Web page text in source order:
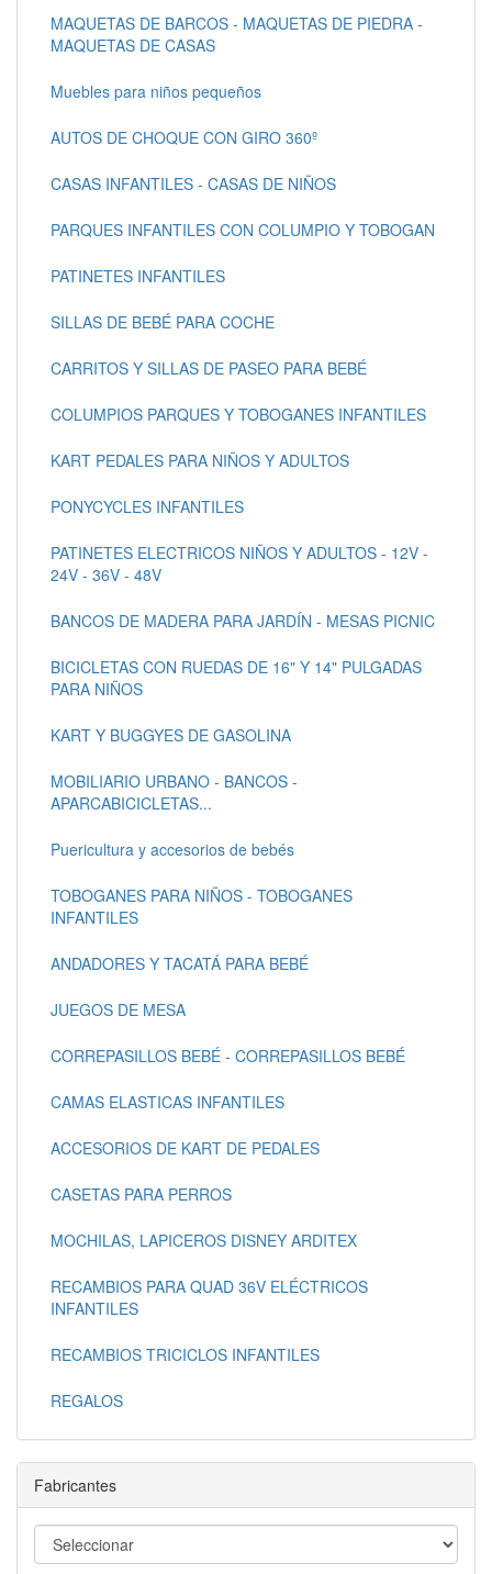
MAQUETAS DE BARCOS - MAQUETAS DE PIEDRA -
MAQUETAS DE CASAS
Muebles para niños pequeños
AUTOS DE CHOQUE CON GIRO 360º
CASAS INFANTILES - CASAS DE NIÑOS
PARQUES INFANTILES CON COLUMPIO Y TOBOGAN
PATINETES INFANTILES
SILLAS DE BEBÉ PARA COCHE
CARRITOS Y SILLAS DE PASEO PARA BEBÉ
COLUMPIOS PARQUES Y TOBOGANES INFANTILES
KART PEDALES PARA NIÑOS Y ADULTOS
PONYCYCLES INFANTILES
PATINETES ELECTRICOS NIÑOS Y ADULTOS - 12V -
24V - 36V - 48V
BANCOS DE MADERA PARA JARDÍN - MESAS PICNIC
BICICLETAS CON RUEDAS DE 16" Y 14" PULGADAS
PARA NIÑOS
KART Y BUGGYES DE GASOLINA
MOBILIARIO URBANO - BANCOS -
APARCABICICLETAS...
Puericultura y accesorios de bebés
TOBOGANES PARA NIÑOS - TOBOGANES
INFANTILES
ANDADORES Y TACATÁ PARA BEBÉ
JUEGOS DE MESA
CORREPASILLOS BEBÉ - CORREPASILLOS BEBÉ
CAMAS ELASTICAS INFANTILES
ACCESORIOS DE KART DE PEDALES
CASETAS PARA PERROS
MOCHILAS, LAPICEROS DISNEY ARDITEX
RECAMBIOS PARA QUAD 36V ELÉCTRICOS
INFANTILES
RECAMBIOS TRICICLOS INFANTILES
REGALOS
Fabricantes